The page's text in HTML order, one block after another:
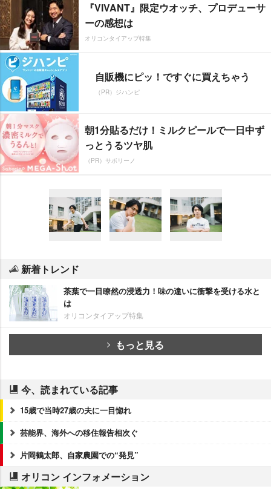
『VIVANT』限定ウオッチ、プロデューサ
ーの感想は
オリコンタイアップ特集
自販機にピッ！ですぐに買えちゃう
（PR）ジハンピ
朝1分貼るだけ！ミルクピールで一日中ず
っとうるツヤ肌
（PR）サボリーノ
新着トレンド
茶葉で一目瞭然の浸透力！味の違いに衝撃を受ける水と
は
オリコンタイアップ特集
もっと見る
今、読まれている記事
15歳で当時27歳の夫に一目惚れ
芸能界、海外への移住報告相次ぐ
片岡鶴太郎、自家農園での“発見”
オリコン インフォメーション